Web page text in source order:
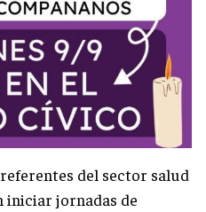
del sector salud
iniciar jornadas de